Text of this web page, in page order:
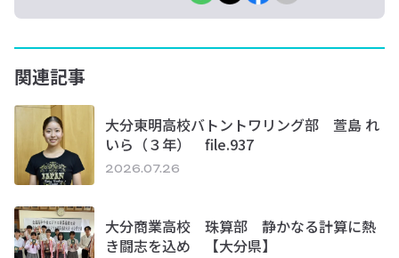
関連記事
大分東明高校バトントワリング部 萱島 れ
いら（３年） file.937
2026.07.26
大分商業高校 珠算部 静かなる計算に熱
き闘志を込め 【大分県】